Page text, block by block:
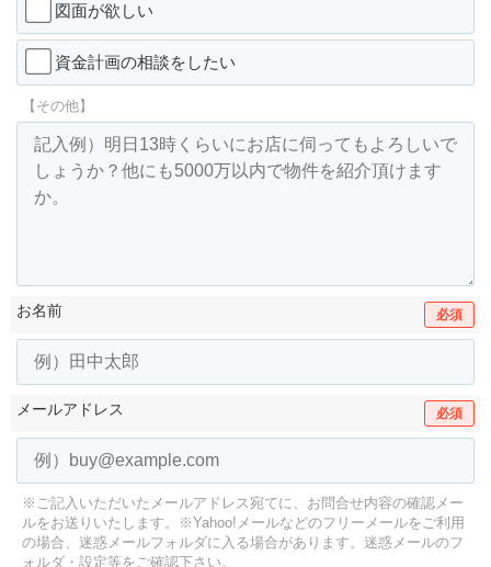
図面が欲しい
資金計画の相談をしたい
【その他】
お名前 必須
メールアドレス 必須
※ご記入いただいたメールアドレス宛てに、お問合せ内容の確認メー
ルをお送りいたします。
※Yahoo!メールなどのフリーメールをご利用
の場合、迷惑メールフォルダに入る場合があります。 迷惑メールのフ
ォルダ・設定等をご確認下さい。